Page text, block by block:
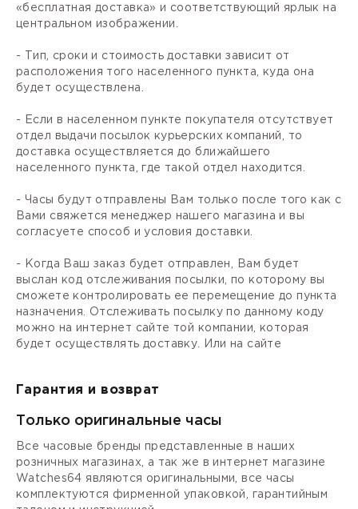
«бесплатная доставка» и соответствующий ярлык на
центральном изображении.
- Тип, сроки и стоимость доставки зависит от
расположения того населенного пункта, куда она
будет осуществлена.
- Если в населенном пункте покупателя отсутствует
отдел выдачи посылок курьерских компаний, то
доставка осуществляется до ближайшего
населенного пункта, где такой отдел находится.
- Часы будут отправлены Вам только после того как с
Вами свяжется менеджер нашего магазина и вы
согласуете способ и условия доставки.
- Когда Ваш заказ будет отправлен, Вам будет
выслан код отслеживания посылки, по которому вы
сможете контролировать ее перемещение до пункта
назначения. Отслеживать посылку по данному коду
можно на интернет сайте той компании, которая
будет осуществлять доставку. Или на сайте
Гарантия и возврат
Только оригинальные часы
Все часовые бренды представленные в наших
розничных магазинах, а так же в интернет магазине
Watches64 являются оригинальными, все часы
комплектуются фирменной упаковкой, гарантийным